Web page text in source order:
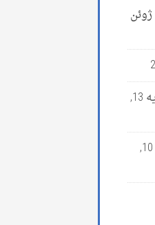
ژوئن
فوریه 13,
فوریه 10,